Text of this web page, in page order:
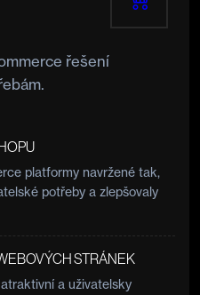
řešení
platformy navržené tak,
potřeby a zlepšovaly
STRÁNEK
a uživatelsky